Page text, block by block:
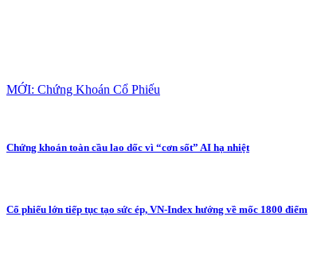
MỚI: Chứng Khoán Cổ Phiếu
Chứng khoán toàn cầu lao dốc vì “cơn sốt” AI hạ nhiệt
Cổ phiếu lớn tiếp tục tạo sức ép, VN-Index hướng về mốc 1800 điểm